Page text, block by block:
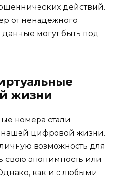
действий.
от ненадежного
могут быть под
жизни
номера стали
нашей цифровой жизни.
возможность для
свою анонимность или
как и с любыми